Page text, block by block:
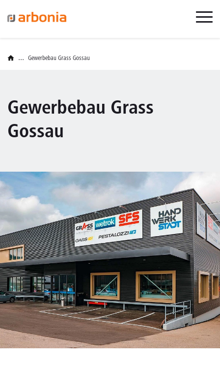
... Gewerbebau Grass Gossau
Gewerbebau Grass
Gossau